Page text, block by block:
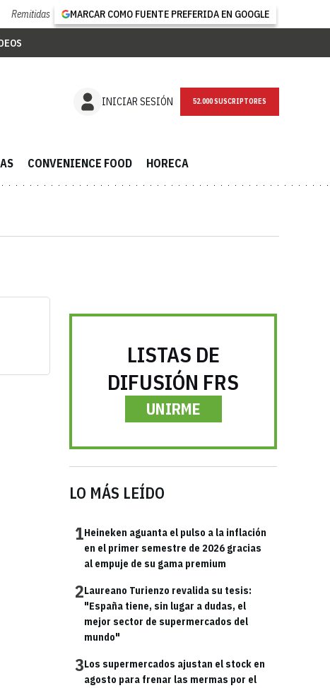
Remitidas MARCAR COMO FUENTE PREFERIDA EN GOOGLE
INICIAR SESIÓN NEWSLETTER
CONVENIENCE FOOD HORECA
LISTAS DE
DIFUSIÓN FRS
UNIRME
LO MÁS LEÍDO
1Heineken aguanta el pulso a la inflación
en el primer semestre de 2026 gracias
al empuje de su gama premium
2Laureano Turienzo revalida su tesis:
"España tiene, sin lugar a dudas, el
mejor sector de supermercados del
mundo"
3Los supermercados ajustan el stock en
agosto para frenar las mermas por el